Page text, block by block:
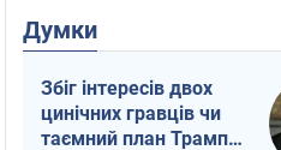
Думки
Збіг інтересів двох
цинічних гравців чи
таємний план Трампа